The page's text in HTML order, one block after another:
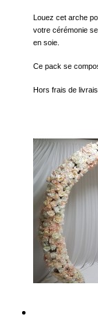
Louez cet arche
votre cérémonie
en soie.
Ce pack se
Hors frais de